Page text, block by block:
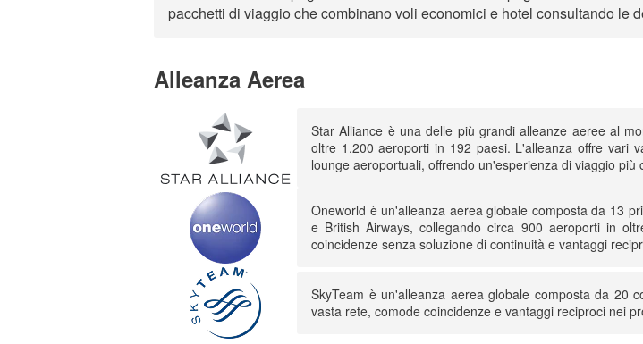
pacchetti di viaggio che combinano voli economici e hotel consultando le
Alleanza Aerea
Star Alliance è una delle più grandi alleanze aeree al
oltre 1.200 aeroporti in 192 paesi. L'alleanza offre vari
lounge aeroportuali, offrendo un'esperienza di viaggio
Oneworld è un'alleanza aerea globale composta da 13
e British Airways, collegando circa 900 aeroporti in
coincidenze senza soluzione di continuità e vantaggi
SkyTeam è un'alleanza aerea globale composta da 20
vasta rete, comode coincidenze e vantaggi reciproci nei